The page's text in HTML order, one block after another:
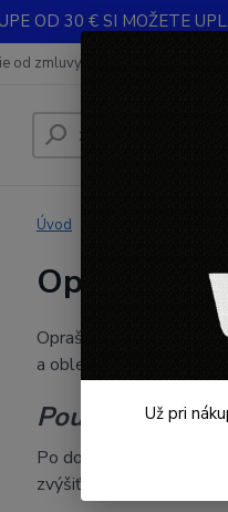
OD 30 € SI MOŽETE
od zmluvy
Úvod
Oprašovák
Oprašovák na vlasy je
a oblečenia po strihaní.
Použitie
Po dokončení strihania
zvýšiť komfort
Už pri